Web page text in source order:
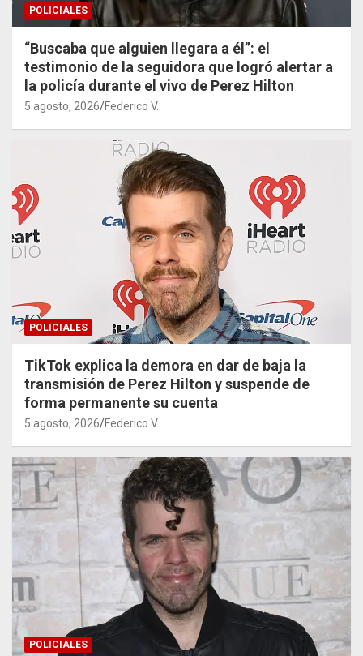
POLICIALES
“Buscaba que alguien llegara a él”: el
testimonio de la seguidora que logró alertar a
la policía durante el vivo de Perez Hilton
5 agosto, 2026 Federico V.
POLICIALES
TikTok explica la demora en dar de baja la
transmisión de Perez Hilton y suspende de
forma permanente su cuenta
5 agosto, 2026 Federico V.
POLICIALES